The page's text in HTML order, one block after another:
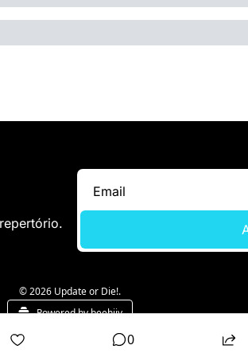
© 2026 Update or Die!.
Powered by beehiiv
0